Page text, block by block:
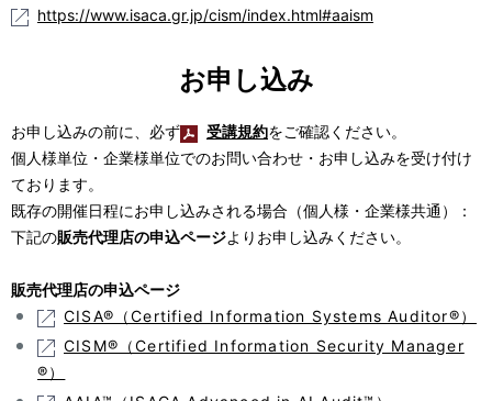
https://www.isaca.gr.jp/cism/index.html#aaism
お申し込み
お申し込みの前に、必ず 受講規約をご確認ください。
個人様単位・企業様単位でのお問い合わせ・お申し込みを受け付け
ております。
既存の開催日程にお申し込みされる場合（個人様・企業様共通）：
下記の販売代理店の申込ページよりお申し込みください。
販売代理店の申込ページ
CISA®（Certified Information Systems Auditor®）
CISM®（Certified Information Security Manager
®）